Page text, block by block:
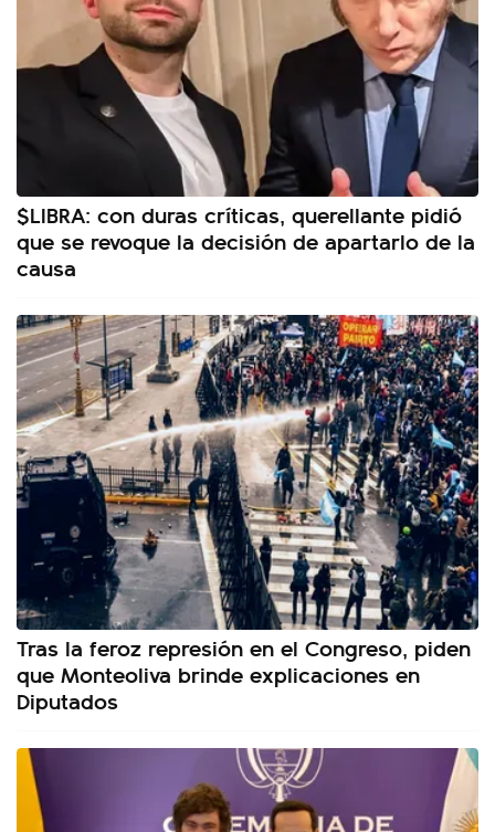
$LIBRA: con duras críticas, querellante pidió
que se revoque la decisión de apartarlo de la
causa
Tras la feroz represión en el Congreso, piden
que Monteoliva brinde explicaciones en
Diputados